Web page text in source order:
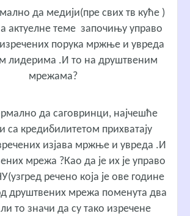
да медији(пре свих тв куће )
актуелне теме започињу управо
порука мржње и увреда
лидерима .И то на друштвеним
мрежама?
да саговринци, најчешће
са кредибилитетом прихватају
изјава мржње и увреда .И
мрежа ?Као да је их је управо
речено која је ове године
друштвених мрежа поменута два
то значи да су тако изречене